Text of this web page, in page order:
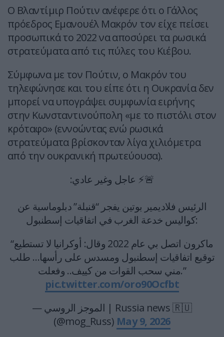
Ο Βλαντίμιρ Πούτιν ανέφερε ότι ο Γάλλος
πρόεδρος Εμανουέλ Μακρόν τον είχε πείσει
προσωπικά το 2022 να αποσύρει τα ρωσικά
στρατεύματα από τις πύλες του Κιέβου.
Σύμφωνα με τον Πούτιν, ο Μακρόν του
τηλεφώνησε και του είπε ότι η Ουκρανία δεν
μπορεί να υπογράψει συμφωνία ειρήνης
στην Κωνσταντινούπολη «με το πιστόλι στον
κρόταφο» (εννοώντας ενώ ρωσικά
στρατεύματα βρίσκονταν λίγα χιλιόμετρα
από την ουκρανική πρωτεύουσα).
🚨⚡️ عاجل وغير عادي:
الرئيس فلاديمير بوتين يفجر “قنبلة” دبلوماسية عن
كواليس خدعة الغرب في اتفاقيات إسطنبول:
“ماكرون اتصل بي عام 2022 وقال: أوكرانيا لا تستطيع
توقيع اتفاقيات إسطنبول ومسدس على رأسها… طلب
مني سحب القوات من كييف.. وفعلت.”
pic.twitter.com/oro90Ocfbt
— الموجز الروسي | Russia news 🇷🇺
(@mog_Russ) May 9, 2026